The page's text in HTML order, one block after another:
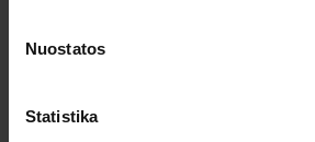
Nuostatos
Statistika